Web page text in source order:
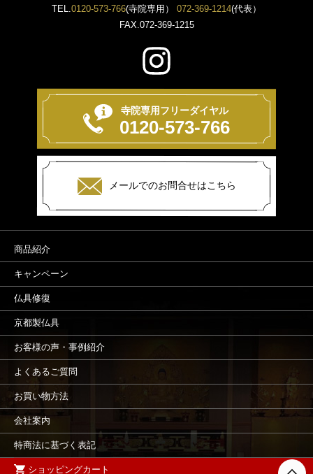
TEL.0120-573-766(寺院専用） 072-369-1214(代表）
FAX.072-369-1215
寺院専用フリーダイヤル
0120-573-766
メールでのお問合せはこちら
商品紹介
キャンペーン
仏具修復
京都製仏具
お客様の声・事例紹介
よくあるご質問
お買い物方法
会社案内
特商法に基づく表記
ショッピングカート